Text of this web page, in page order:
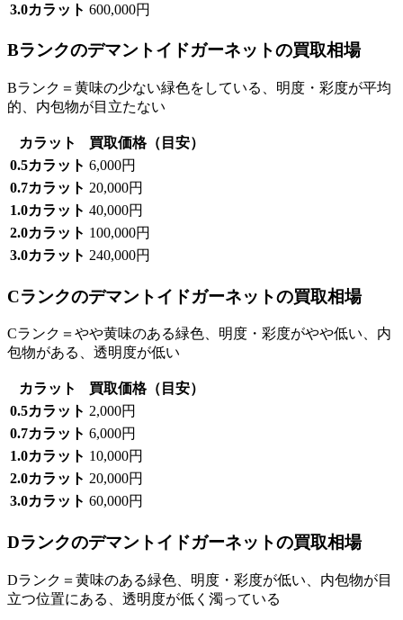
3.0カラット 600,000円
Bランクのデマントイドガーネットの買取相場
Bランク＝黄味の少ない緑色をしている、明度・彩度が平均
的、内包物が目立たない
カラット
買取価格（目安）
0.5カラット 6,000円
0.7カラット 20,000円
1.0カラット 40,000円
2.0カラット 100,000円
3.0カラット 240,000円
Cランクのデマントイドガーネットの買取相場
Cランク＝やや黄味のある緑色、明度・彩度がやや低い、内
包物がある、透明度が低い
カラット
買取価格（目安）
0.5カラット 2,000円
0.7カラット 6,000円
1.0カラット 10,000円
2.0カラット 20,000円
3.0カラット 60,000円
Dランクのデマントイドガーネットの買取相場
Dランク＝黄味のある緑色、明度・彩度が低い、内包物が目
立つ位置にある、透明度が低く濁っている